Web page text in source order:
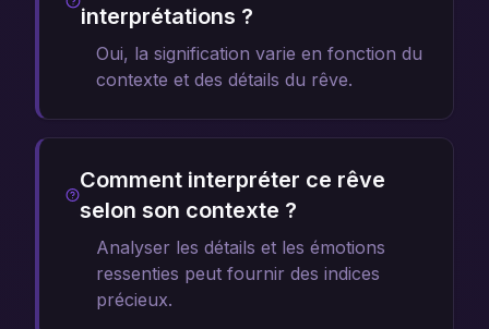
interprétations ?
Oui, la signification varie en fonction du
contexte et des détails du rêve.
Comment interpréter ce rêve
selon son contexte ?
Analyser les détails et les émotions
ressenties peut fournir des indices
précieux.